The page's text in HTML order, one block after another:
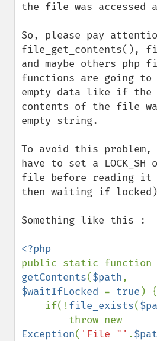
the file was accessed
So, please pay
file_get_contents(),
and maybe others php
functions are going to
empty data like if the
contents of the file
empty string.
To avoid this problem,
have to set a LOCK_SH
file before reading it
then waiting if
Something like this :
getContents($path
$waitIfLocked = true ) {
    if(!
file_exists(
Exception( 'File "' .